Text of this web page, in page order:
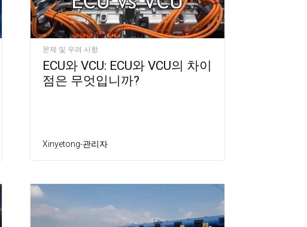
문제 및 우려 사항
ECU와 VCU: ECU와 VCU의 차이
점은 무엇입니까?
Xinyetong-관리자